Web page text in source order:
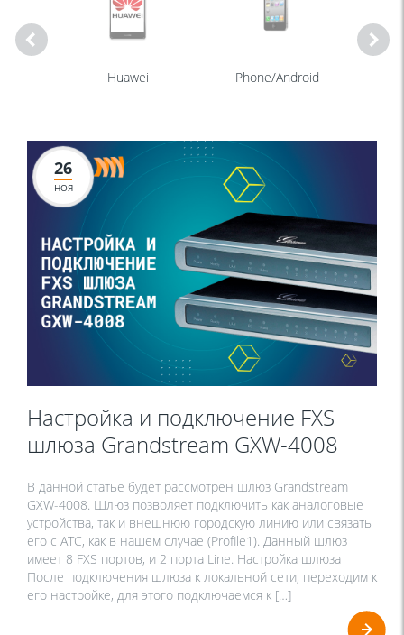
Huawei iPhone/Android
26
НОЯ
Настройка и подключение FXS
шлюза Grandstream GXW-4008
В данной статье будет рассмотрен шлюз Grandstream
GXW-4008. Шлюз позволяет подключить как аналоговые
устройства, так и внешнюю городскую линию или связать
его с АТС, как в нашем случае (Profile1). Данный шлюз
имеет 8 FXS портов, и 2 порта Line. Настройка шлюза
После подключения шлюза к локальной сети, переходим к
его настройке, для этого подключаемся к […]